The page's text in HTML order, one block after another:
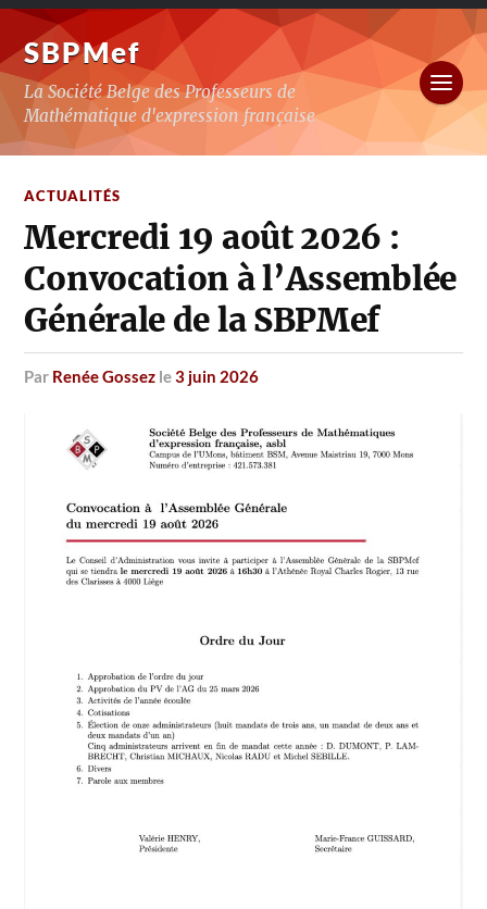
SBPMef
La Société Belge des Professeurs de
Mathématique d'expression française
ACTUALITÉS
Mercredi 19 août 2026 :
Convocation à l’Assemblée
Générale de la SBPMef
par Renée Gossez le3 juin 2026